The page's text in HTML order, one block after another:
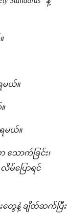
မယ်။
မယ်။
ောက်ခြင်း၊
မ်ပြောရင်
းတွေနဲ့ ချိတ်ဆက်ပြီး